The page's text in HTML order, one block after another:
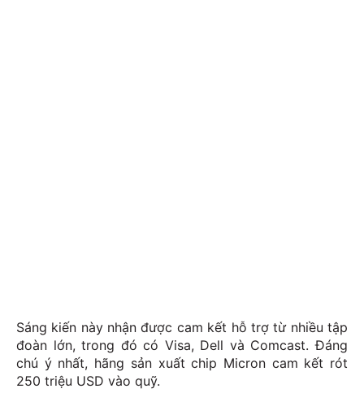
Sáng kiến này nhận được cam kết hỗ trợ từ nhiều tập
đoàn lớn, trong đó có Visa, Dell và Comcast. Đáng
chú ý nhất, hãng sản xuất chip Micron cam kết rót
250 triệu USD vào quỹ.